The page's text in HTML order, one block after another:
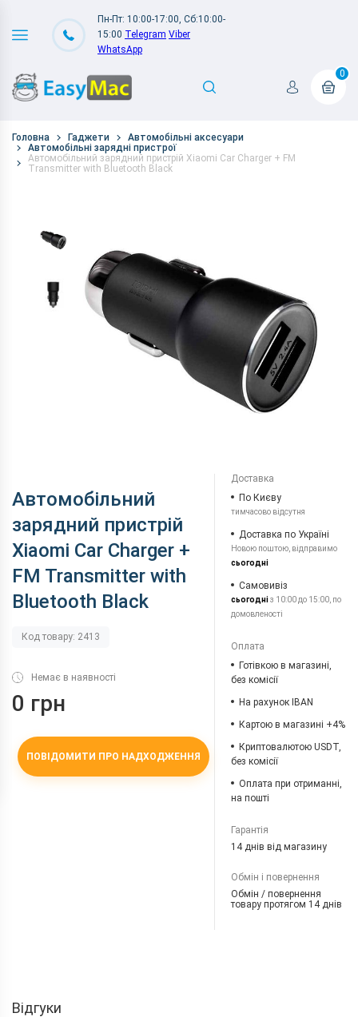
Пн-Пт: 10:00-17:00, Сб:10:00-
15:00 Telegram Viber
WhatsApp
0
Головна Гаджети
Автомобільні аксесуари
Автомобільні зарядні пристрої
Автомобільний зарядний пристрій Xiaomi Car Charger + FM
Transmitter with Bluetooth Black
Автомобільний
зарядний пристрій
Xiaomi Car Charger +
FM Transmitter with
Bluetooth Black
Код товару: 2413
Немає в наявності
0 грн
ПОВІДОМИТИ ПРО НАДХОДЖЕННЯ
Доставка
По Києву
тимчасово відсутня
Доставка по Україні
Новою поштою, відправимо
сьогодні
Самовивіз
сьогодніз 10:00 до 15:00, по
домовленості
Оплата
Готівкою в магазині,
без комісії
На рахунок IBAN
Картою в магазині +4%
Криптовалютою USDT,
без комісії
Оплата при отриманні,
на пошті
Гарантія
14 днів від магазину
Обмін і повернення
Обмін / повернення
товару протягом 14 днів
Відгуки